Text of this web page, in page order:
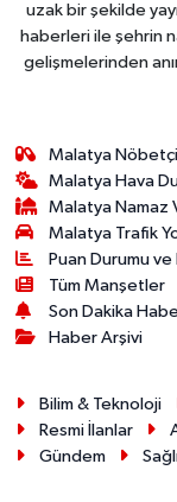
uzak bir şekilde
haberleri ile şehrin
gelişmelerinden
Malatya
Malatya Hava
Malatya Namaz
Malatya Trafik
Puan Durumu
Tüm Manşetler
Son Dakika
Haber Arşivi
Bilim & Teknoloji
Resmi İlanlar
Gündem